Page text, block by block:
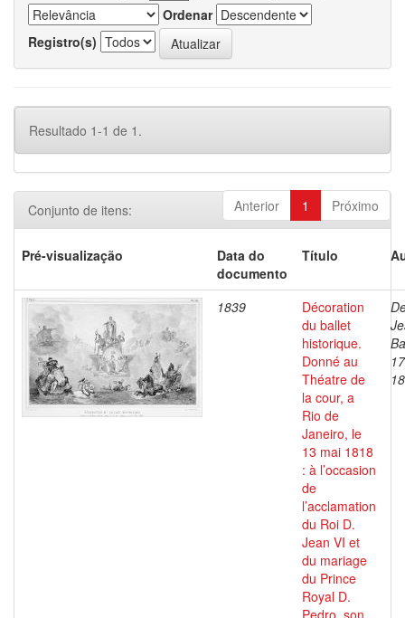
Ordenar
Registro(s)
Resultado 1-1 de 1.
Anterior 1 Próximo
Conjunto de itens:
Pré-visualização
Data do
documento
Título
1839
Décoration
du ballet
historique.
Donné au
Théatre de
la cour, a
Rio de
Janeiro, le
13 mai 1818
: à l’occasion
de
l’acclamation
du Roi D.
Jean VI et
du mariage
du Prince
Royal D.
Pedro, son